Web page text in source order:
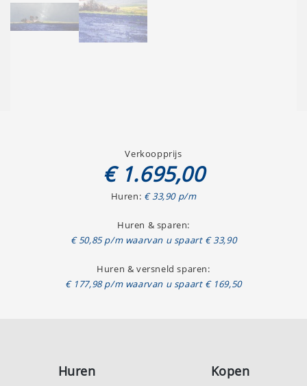
Verkoopprijs
€ 1.695,00
Huren: € 33,90 p/m
Huren & sparen:
€ 50,85 p/m waarvan u spaart € 33,90
Huren & versneld sparen:
€ 177,98 p/m waarvan u spaart € 169,50
Huren Kopen